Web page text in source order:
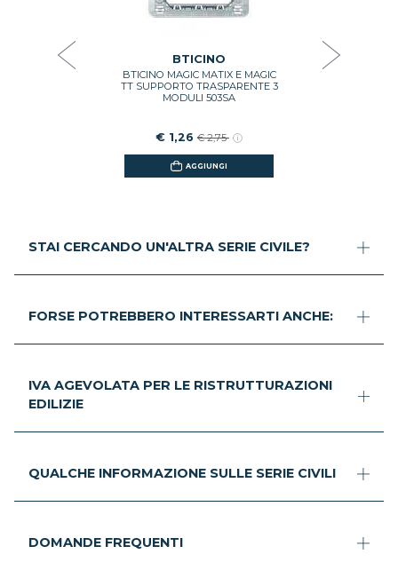
BTICINO
BTICINO MAGIC MATIX E MAGIC
TT SUPPORTO TRASPARENTE 3
MODULI 503SA
€ 1,26 € 2,75
AGGIUNGI
STAI CERCANDO UN'ALTRA SERIE CIVILE?
FORSE POTREBBERO INTERESSARTI ANCHE:
IVA AGEVOLATA PER LE RISTRUTTURAZIONI
EDILIZIE
QUALCHE INFORMAZIONE SULLE SERIE CIVILI
DOMANDE FREQUENTI